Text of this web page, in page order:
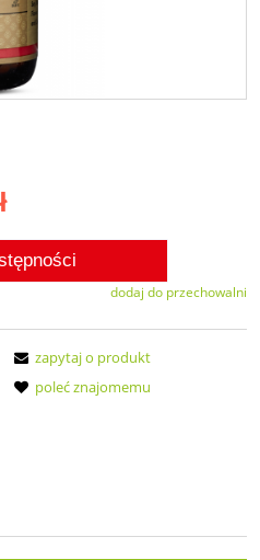
dodaj do przechowalni
zapytaj o produkt
poleć znajomemu